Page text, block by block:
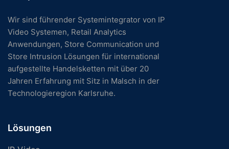
Wir sind führender Systemintegrator von IP
Video Systemen, Retail Analytics
Anwendungen, Store Communication und
Store Intrusion Lösungen für international
aufgestellte Handelsketten mit über 20
Jahren Erfahrung mit Sitz in Malsch in der
Technologieregion Karlsruhe.
Lösungen